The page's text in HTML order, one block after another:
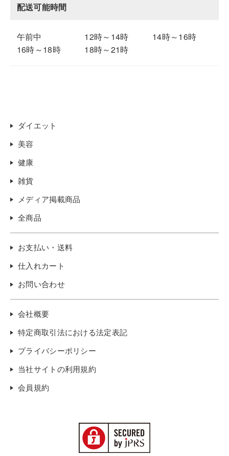
配送可能時間
午前中 12時～14時
14時～16時
16時～18時
18時～21時
ダイエット
美容
健康
雑貨
メディア掲載商品
全商品
お支払い・送料
仕入れカート
お問い合わせ
会社概要
特定商取引法における法定表記
プライバシーポリシー
当社サイトの利用規約
会員規約